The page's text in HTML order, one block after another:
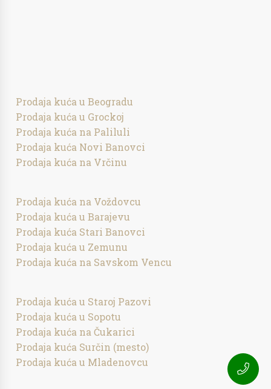
Prodaja kuća u Beogradu
Prodaja kuća u Grockoj
Prodaja kuća na Paliluli
Prodaja kuća Novi Banovci
Prodaja kuća na Vrčinu
Prodaja kuća na Voždovcu
Prodaja kuća u Barajevu
Prodaja kuća Stari Banovci
Prodaja kuća u Zemunu
Prodaja kuća na Savskom Vencu
Prodaja kuća u Staroj Pazovi
Prodaja kuća u Sopotu
Prodaja kuća na Čukarici
Prodaja kuća Surčin (mesto)
Prodaja kuća u Mladenovcu